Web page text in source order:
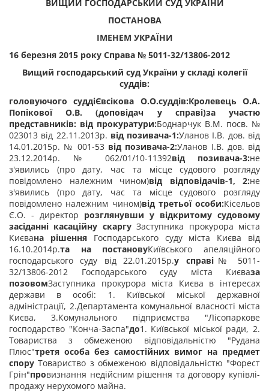
ВИЩИЙ ГОСПОДАРСЬКИЙ СУД УКРАЇНИ
ПОСТАНОВА
ІМЕНЕМ УКРАЇНИ
16 березня 2015 року Справа № 5011-32/13806-2012
Вищий господарський суд України у складі колегії
суддів:
головуючого суддіЄвсікова О.О.суддів:Кролевець О.А.
Попікової О.В. (доповідач у справі)за участю
представників: від прокуратури:Боднарчук В.М. посв. №
023013 від 22.11.2013р. від позивача-1:Уланов І.В. дов. від
14.01.2015р. № 001-53 від позивача-2:Уланов І.В. дов. від
23.12.2014р. № 062/01/10-11392від позивача-3:не
з'явились (про дату, час та місце судового розгляду
повідомлено належним чином)від відповідачів-1, 2:не
з'явились (про дату, час та місце судового розгляду
повідомлено належним чином)від третьої особи:Кісельов
Є.О. - директор розглянувши у відкритому судовому
засіданні касаційну скаргу Заступника прокурора міста
Києвана рішення Господарського суду міста Києва від
16.10.2014р.та на постановуКиївського апеляційного
господарського суду від 22.01.2015р.у справі№ 5011-
32/13806-2012 Господарського суду міста Києваза
позовомЗаступника прокурора міста Києва в інтересах
держави в особі:
1. Київської міської державної
адміністрації, 2.Департамента комунальної власності міста
Києва,3.Комунального підприємства "Лісопаркове
господарство "Конча-Заспа"до1. Київської міської ради, 2.
Товариства з обмеженою відповідальністю "Рудана
Плюс"третя особа без самостійних вимог на предмет
споруТовариство з обмеженою відповідальністю "Форест
Грін"провизнання недійсним рішення та договору купівлі-
продажу нерухомого майна.